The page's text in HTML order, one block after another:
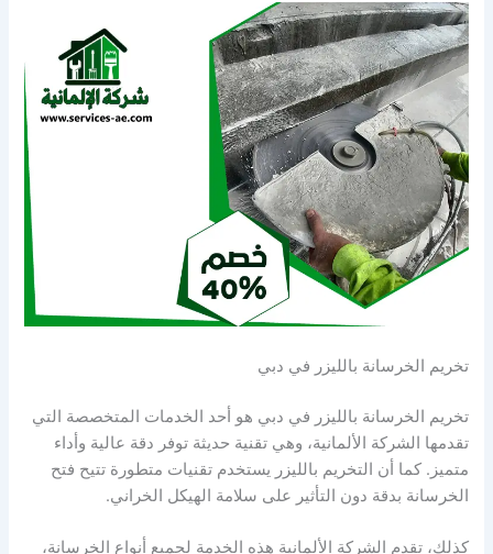
تخريم الخرسانة بالليزر في دبي
تخريم الخرسانة بالليزر في دبي هو أحد الخدمات المتخصصة التي
تقدمها الشركة الألمانية، وهي تقنية حديثة توفر دقة عالية وأداء
متميز. كما أن التخريم بالليزر يستخدم تقنيات متطورة تتيح فتح
الخرسانة بدقة دون التأثير على سلامة الهيكل الخراني.
كذلك، تقدم الشركة الألمانية هذه الخدمة لجميع أنواع الخرسانة،